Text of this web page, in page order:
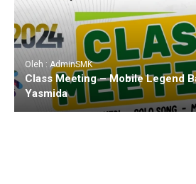
Oleh : AdminSMK
Class Meeting – Mobile Legend
Yasmida